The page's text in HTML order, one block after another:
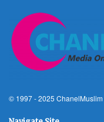
© 1997 - 2025 ChanelMuslim